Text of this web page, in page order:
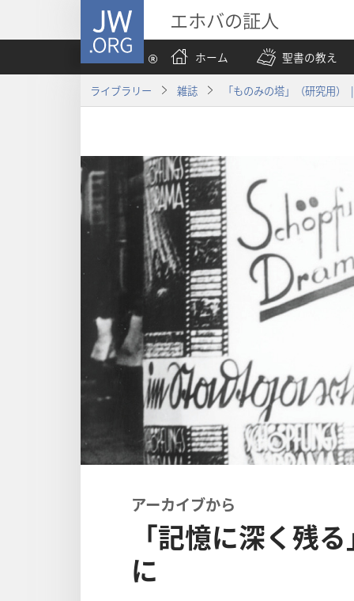
JW.ORG エホバの証人
ホーム 聖書の教え
ライブラリー 雑誌 「ものみの塔」（研究用
アーカイブ​から
「記憶に深く残
に